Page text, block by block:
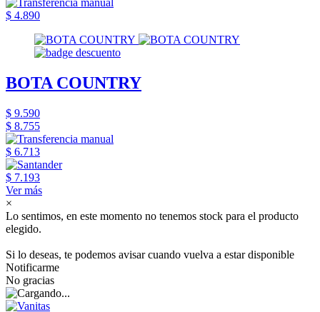
$ 4.890
BOTA COUNTRY
$ 9.590
$ 8.755
$ 6.713
$ 7.193
Ver más
×
Lo sentimos, en este momento no tenemos stock para el producto
elegido.
Si lo deseas, te podemos avisar cuando vuelva a estar disponible
Notificarme
No gracias